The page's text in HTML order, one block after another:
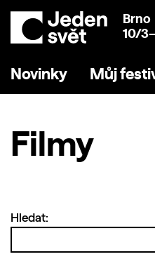
Brno
10/
Novinky Můj
Filmy
Hledat: